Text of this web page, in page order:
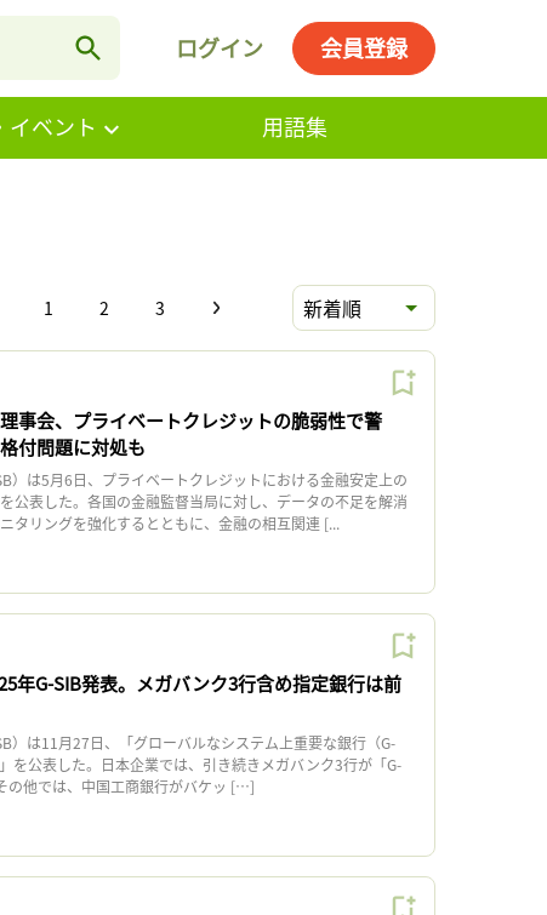
ログイン 会員登録
イベント 用語集
1 2 3 新着順
理事会、プライベートクレジットの脆弱性で警
付問題に対処も
）は5月6日、プライベートクレジットにおける金融安定上の
公表した。各国の金融監督当局に対し、データの不足を解消
タリングを強化するとともに、金融の相互関連 [...
年G-SIB発表。メガバンク3行含め指定銀行は前
）は11月27日、「グローバルなシステム上重要な銀行（G-
を公表した。日本企業では、引き続きメガバンク3行が「G-
の他では、中国工商銀行がバケッ […]